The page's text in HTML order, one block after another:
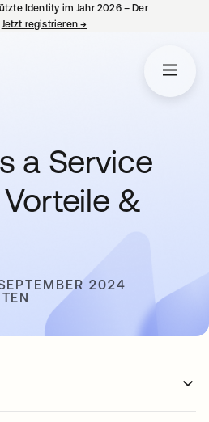
Identity im Jahr 2026 – Der
Jetzt registrieren→
a Service
Vorteile &
2024